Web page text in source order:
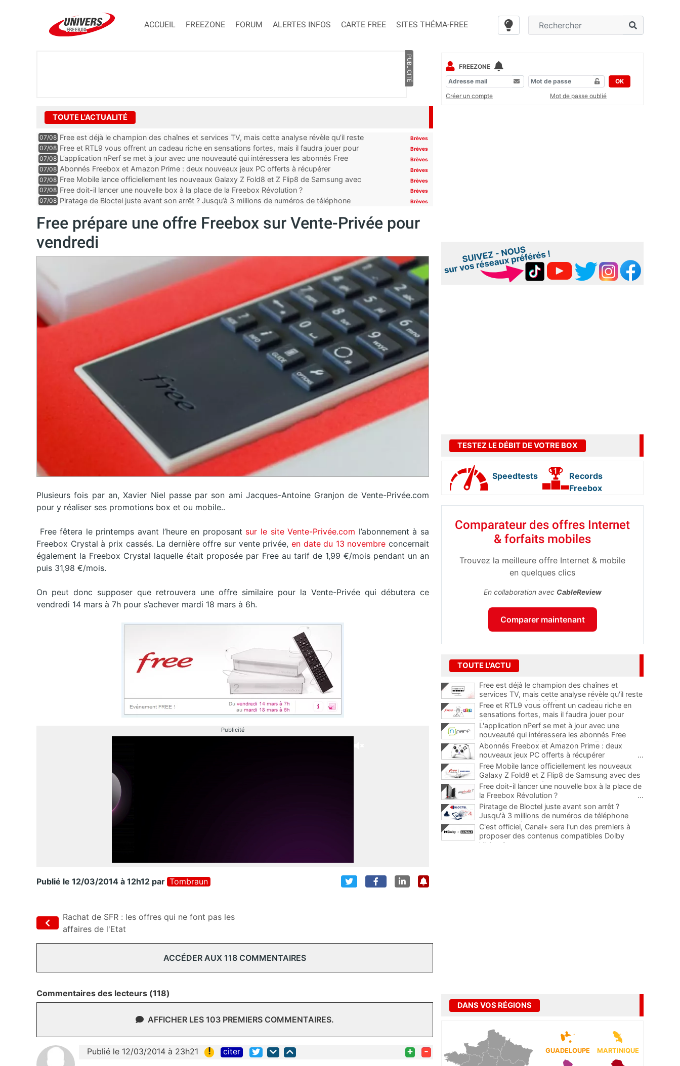
ACCUEIL FREEZONE FORUM ALERTES INFOS CARTE FREE SITES THÉMA-FREE
PUBLICITÉ
TOUTE L'ACTUALITÉ
07/08 Free est déjà le champion des chaînes et services TV, mais cette analyse révèle qu’il reste
encore au moin...
Brèves
07/08 Free et RTL9 vous offrent un cadeau riche en sensations fortes, mais il faudra jouer pour
l’obtenir
Brèves
07/08 L’application nPerf se met à jour avec une nouveauté qui intéressera les abonnés Free
Mobile, Orange, SFR ...
Brèves
07/08 Abonnés Freebox et Amazon Prime : deux nouveaux jeux PC offerts à récupérer Brèves
07/08 Free Mobile lance officiellement les nouveaux Galaxy Z Fold8 et Z Flip8 de Samsung avec
des promos et des cadeaux
Brèves
07/08 Free doit-il lancer une nouvelle box à la place de la Freebox Révolution ? Brèves
07/08 Piratage de Bloctel juste avant son arrêt ? Jusqu’à 3 millions de numéros de téléphone
Brèves
Free prépare une offre Freebox sur Vente-Privée pour
vendredi
Plusieurs fois par an, Xavier Niel passe par son ami Jacques-Antoine Granjon de Vente-Privée.com
pour y réaliser ses promotions box et ou mobile..
Free fêtera le printemps avant l’heure en proposant sur le site Vente-Privée.com l’abonnement à sa
Freebox Crystal à prix cassés. La dernière offre sur vente privée, en date du 13 novembre concernait
également la Freebox Crystal laquelle était proposée par Free au tarif de 1,99 €/mois pendant un an
puis 31,98 €/mois.
On peut donc supposer que retrouvera une offre similaire pour la Vente-Privée qui débutera ce
vendredi 14 mars à 7h pour s’achever mardi 18 mars à 6h.
Publicité
Publié le 12/03/2014 à 12h12 par Tombraun
Rachat de SFR : les offres qui ne font pas les
affaires de l'Etat
ACCÉDER AUX 118 COMMENTAIRES
Commentaires des lecteurs (118)
AFFICHER LES 103 PREMIERS COMMENTAIRES.
Publié le 12/03/2014 à 23h21 ! citer + -
FREEZONE
OK
Créer un compte
Mot de passe oublié
TESTEZ LE DÉBIT DE VOTRE BOX
Speedtests
Records
Freebox
Comparateur des offres Internet
& forfaits mobiles
Trouvez la meilleure offre Internet & mobile
en quelques clics
En collaboration avec CableReview
Comparer maintenant
TOUTE L'ACTU
Free est déjà le champion des chaînes et
services TV, mais cette analyse révèle qu'il reste
encore au moins 141 ajouts possibles
Free et RTL9 vous offrent un cadeau riche en
sensations fortes, mais il faudra jouer pour
l'obtenir
L'application nPerf se met à jour avec une
nouveauté qui intéressera les abonnés Free
Mobile, Orange, SFR et Bouygues Telecom
Abonnés Freebox et Amazon Prime : deux
nouveaux jeux PC offerts à récupérer
...
Free Mobile lance officiellement les nouveaux
Galaxy Z Fold8 et Z Flip8 de Samsung avec des
promos et des cadeaux
...
Free doit-il lancer une nouvelle box à la place de
la Freebox Révolution ?
...
Piratage de Bloctel juste avant son arrêt ?
Jusqu'à 3 millions de numéros de téléphone
auraient fuité
C'est officiel, Canal+ sera l'un des premiers à
proposer des contenus compatibles Dolby
Vision 2
DANS VOS RÉGIONS
GUADELOUPE MARTINIQUE